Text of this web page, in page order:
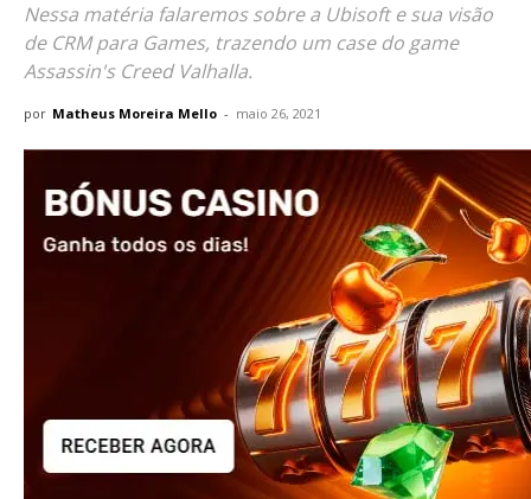
Nessa matéria falaremos sobre a Ubisoft e sua visão
de CRM para Games, trazendo um case do game
Assassin's Creed Valhalla.
por Matheus Moreira Mello - maio 26, 2021